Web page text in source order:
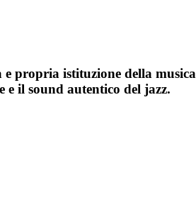
e propria istituzione della musica
il sound autentico del jazz.